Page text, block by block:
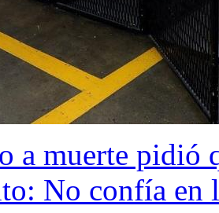
a muerte pidió
No confía en